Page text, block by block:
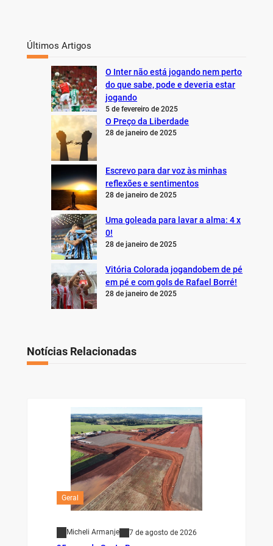
Últimos Artigos
O Inter não está jogando nem perto
do que sabe, pode e deveria estar
jogando
5 de fevereiro de 2025
O Preço da Liberdade
28 de janeiro de 2025
Escrevo para dar voz às minhas
reflexões e sentimentos
28 de janeiro de 2025
Uma goleada para lavar a alma: 4 x
0!
28 de janeiro de 2025
Vitória Colorada jogandobem de pé
em pé e com gols de Rafael Borré!
28 de janeiro de 2025
Notícias Relacionadas
Geral
Micheli Armanje 7 de agosto de 2026